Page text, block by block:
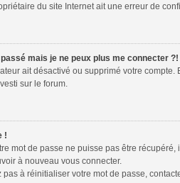
du site Internet ait une erreur de
mais je ne peux plus me connecter ?!
ait désactivé ou supprimé votre
sur le forum.
!
mot de passe ne puisse pas être
à nouveau vous connecter.
à réinitialiser votre mot de passe,